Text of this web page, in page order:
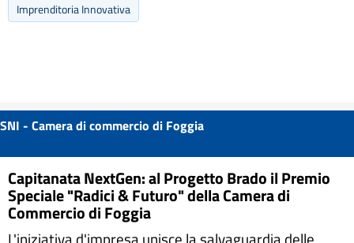
Imprenditoria Innovativa
SNI - Camera di commercio di Foggia
Capitanata NextGen: al Progetto Brado il Premio
Speciale "Radici & Futuro" della Camera di
Commercio di Foggia